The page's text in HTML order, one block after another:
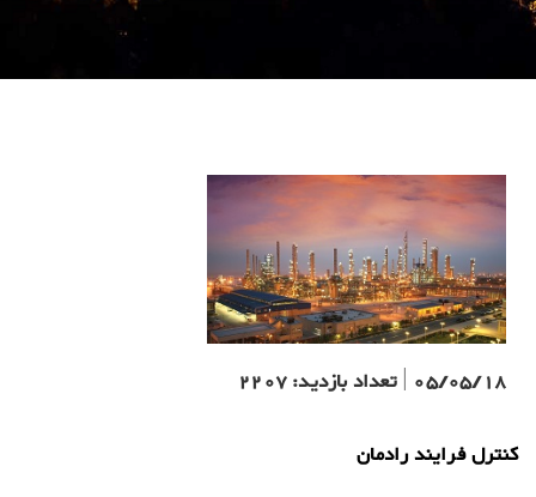
05/05/18
|تعداد بازدید:2207
کنترل فرایند رادمان